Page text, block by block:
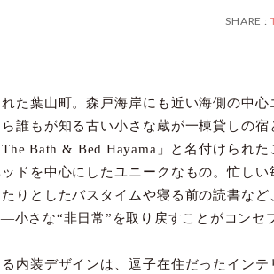
SHARE :
た葉山町。森戸海岸にも近い海側の中心
誰もが知る古い小さな蔵が一棟貸しの宿
Bath & Bed Hayama」と名付けられた
ドを中心にしたユニークなもの。忙しい
りとしたバスタイムや寝る前の読書など
さな“非日常”を取り戻すことがコンセ
内装デザインは、逗子在住だったインテ